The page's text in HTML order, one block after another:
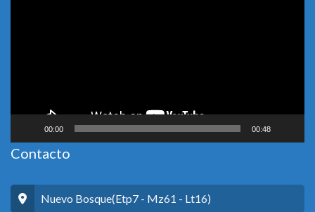
00:00 00:48
Contacto
Nuevo Bosque(Etp7 - Mz61 - Lt16)